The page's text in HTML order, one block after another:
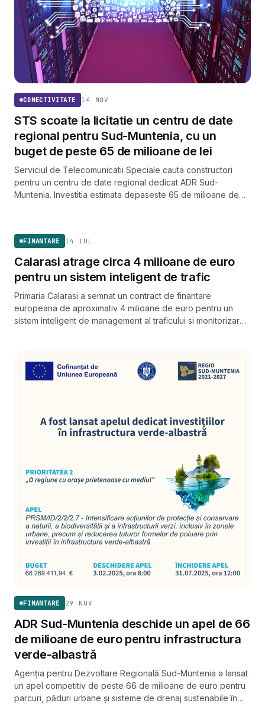
CONECTIVITATE 14 NOV
STS scoate la licitatie un centru de date
regional pentru Sud-Muntenia, cu un
buget de peste 65 de milioane de lei
Serviciul de Telecomunicatii Speciale cauta constructori
pentru un centru de date regional dedicat ADR Sud-
Muntenia. Investitia estimata depaseste 65 de milioane de
FINANTARE 14 IUL
Calarasi atrage circa 4 milioane de euro
pentru un sistem inteligent de trafic
Primaria Calarasi a semnat un contract de finantare
europeana de aproximativ 4 milioane de euro pentru un
sistem inteligent de management al traficului si monitorizare
FINANTARE 29 NOV
ADR Sud-Muntenia deschide un apel de 66
de milioane de euro pentru infrastructura
verde-albastră
Agenția pentru Dezvoltare Regională Sud-Muntenia a lansat
un apel competitiv de peste 66 de milioane de euro pentru
parcuri, păduri urbane și sisteme de drenaj sustenabile în